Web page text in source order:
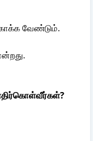
வேண்டும்.
எதிர்கொள்வீர்கள்?